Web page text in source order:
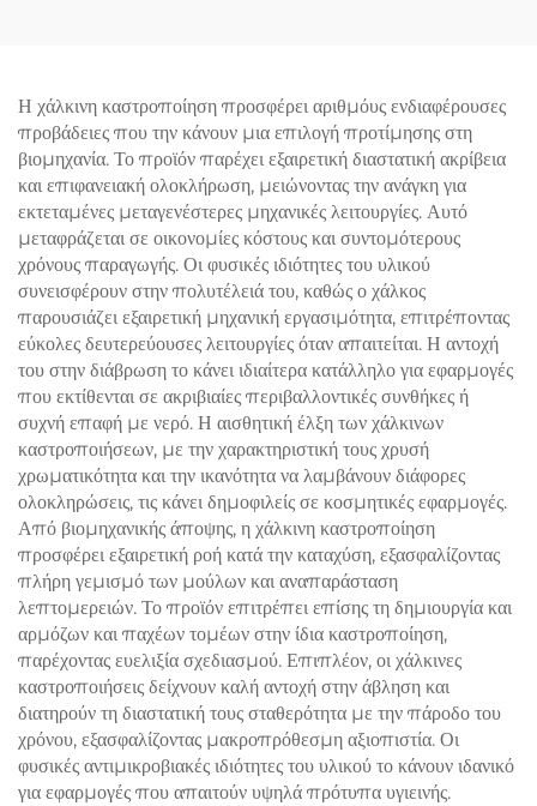
Η χάλκινη καστροποίηση προσφέρει αριθμόυς ενδιαφέρουσες
προβάδειες που την κάνουν μια επιλογή προτίμησης στη
βιομηχανία. Το προϊόν παρέχει εξαιρετική διαστατική ακρίβεια
και επιφανειακή ολοκλήρωση, μειώνοντας την ανάγκη για
εκτεταμένες μεταγενέστερες μηχανικές λειτουργίες. Αυτό
μεταφράζεται σε οικονομίες κόστους και συντομότερους
χρόνους παραγωγής. Οι φυσικές ιδιότητες του υλικού
συνεισφέρουν στην πολυτέλειά του, καθώς ο χάλκος
παρουσιάζει εξαιρετική μηχανική εργασιμότητα, επιτρέποντας
εύκολες δευτερεύουσες λειτουργίες όταν απαιτείται. Η αντοχή
του στην διάβρωση το κάνει ιδιαίτερα κατάλληλο για εφαρμογές
που εκτίθενται σε ακριβιαίες περιβαλλοντικές συνθήκες ή
συχνή επαφή με νερό. Η αισθητική έλξη των χάλκινων
καστροποιήσεων, με την χαρακτηριστική τους χρυσή
χρωματικότητα και την ικανότητα να λαμβάνουν διάφορες
ολοκληρώσεις, τις κάνει δημοφιλείς σε κοσμητικές εφαρμογές.
Από βιομηχανικής άποψης, η χάλκινη καστροποίηση
προσφέρει εξαιρετική ροή κατά την καταχύση, εξασφαλίζοντας
πλήρη γεμισμό των μούλων και αναπαράσταση
λεπτομερειών. Το προϊόν επιτρέπει επίσης τη δημιουργία και
αρμόζων και παχέων τομέων στην ίδια καστροποίηση,
παρέχοντας ευελιξία σχεδιασμού. Επιπλέον, οι χάλκινες
καστροποιήσεις δείχνουν καλή αντοχή στην άβληση και
διατηρούν τη διαστατική τους σταθερότητα με την πάροδο του
χρόνου, εξασφαλίζοντας μακροπρόθεσμη αξιοπιστία. Οι
φυσικές αντιμικροβιακές ιδιότητες του υλικού το κάνουν ιδανικό
για εφαρμογές που απαιτούν υψηλά πρότυπα υγιεινής.